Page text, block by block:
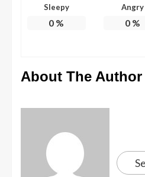
Sleepy
0 %
Angry
0%
About The Author